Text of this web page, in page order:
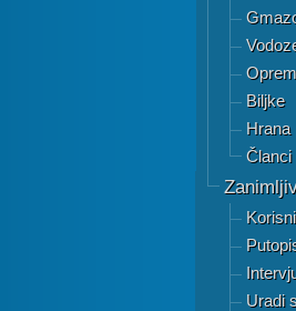
Biljke
Hrana
Članci
Uradi